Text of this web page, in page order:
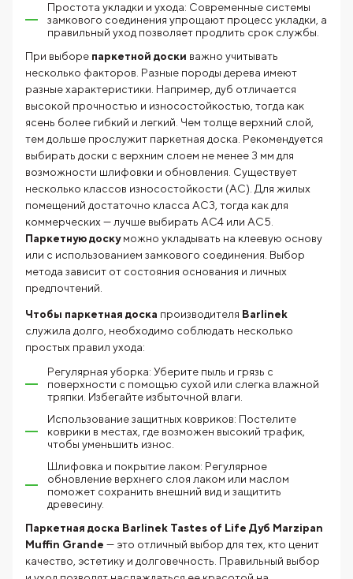
Простота укладки и ухода: Современные системы
замкового соединения упрощают процесс укладки, а
правильный уход позволяет продлить срок службы.
При выборе паркетной доски важно учитывать
несколько факторов. Разные породы дерева имеют
разные характеристики. Например, дуб отличается
высокой прочностью и износостойкостью, тогда как
ясень более гибкий и легкий. Чем толще верхний слой,
тем дольше прослужит паркетная доска. Рекомендуется
выбирать доски с верхним слоем не менее 3 мм для
возможности шлифовки и обновления. Существует
несколько классов износостойкости (AC). Для жилых
помещений достаточно класса AC3, тогда как для
коммерческих — лучше выбирать AC4 или AC5.
Паркетную доскуможно укладывать на клеевую основу
или с использованием замкового соединения. Выбор
метода зависит от состояния основания и личных
предпочтений.
Чтобы паркетная доска производителя Barlinek
служила долго, необходимо соблюдать несколько
простых правил ухода:
Регулярная уборка: Уберите пыль и грязь с
поверхности с помощью сухой или слегка влажной
тряпки. Избегайте избыточной влаги.
Использование защитных ковриков: Постелите
коврики в местах, где возможен высокий трафик,
чтобы уменьшить износ.
Шлифовка и покрытие лаком: Регулярное
обновление верхнего слоя лаком или маслом
поможет сохранить внешний вид и защитить
древесину.
Паркетная доска Barlinek Tastes of Life Дуб Marzipan
Muffin Grande — это отличный выбор для тех, кто ценит
качество, эстетику и долговечность. Правильный выбор